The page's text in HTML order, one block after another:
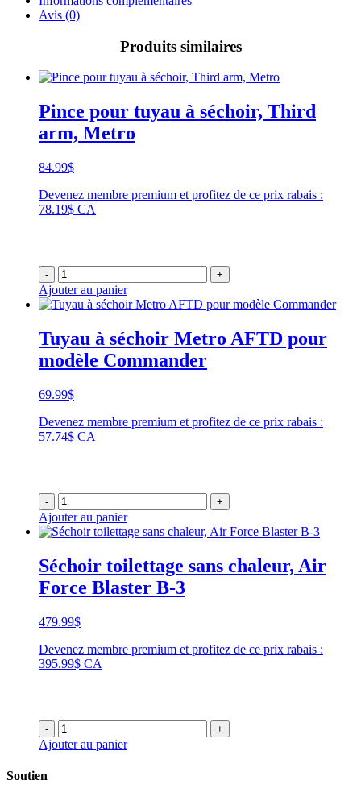
Avis (0)
Produits similaires
Pince pour tuyau à séchoir, Third
arm, Metro
84.99$
Devenez membre premium et profitez de ce prix rabais :
78.19$ CA
- +
Ajouter au panier
Tuyau à séchoir Metro AFTD pour
modèle Commander
69.99$
Devenez membre premium et profitez de ce prix rabais :
57.74$ CA
- +
Ajouter au panier
Séchoir toilettage sans chaleur, Air
Force Blaster B-3
479.99$
Devenez membre premium et profitez de ce prix rabais :
395.99$ CA
- +
Ajouter au panier
Soutien